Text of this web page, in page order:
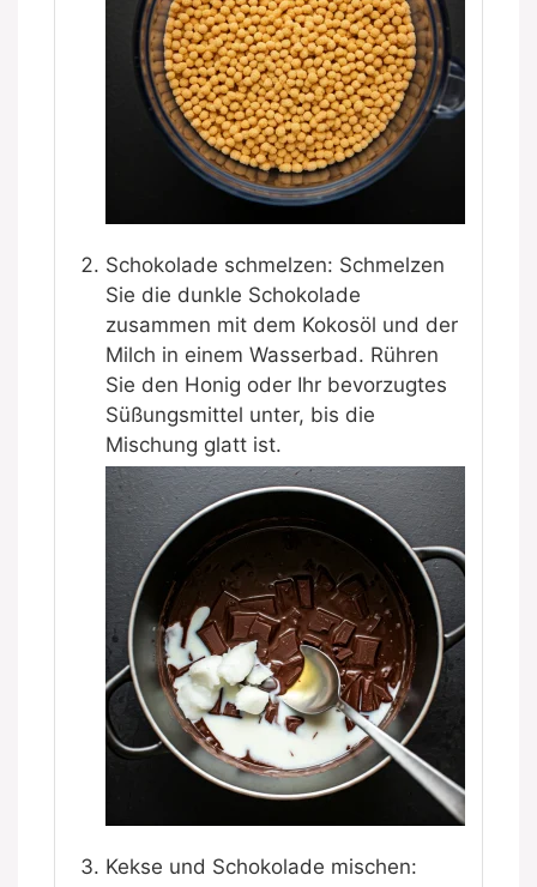
Schokolade schmelzen: Schmelzen
Sie die dunkle Schokolade
zusammen mit dem Kokosöl und der
Milch in einem Wasserbad. Rühren
Sie den Honig oder Ihr bevorzugtes
Süßungsmittel unter, bis die
Mischung glatt ist.
Kekse und Schokolade mischen: